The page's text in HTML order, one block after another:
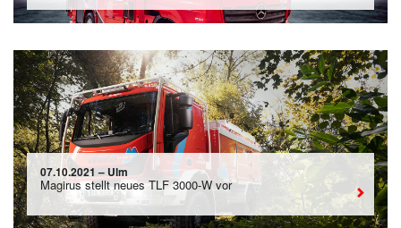
07.10.2021 – Ulm
Magirus stellt neues TLF 3000-W vor